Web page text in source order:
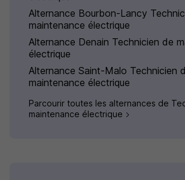
Alternance Bourbon-Lancy
maintenance électrique
Alternance Denain Technicien de
électrique
Alternance Saint-Malo Technicien
maintenance électrique
Parcourir toutes les alternances de
maintenance électrique